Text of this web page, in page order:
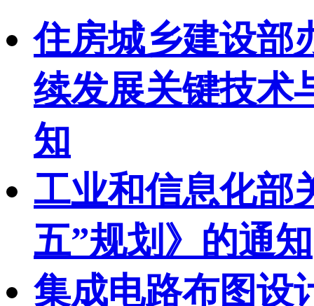
住房城乡建设部
续发展关键技术
知
工业和信息化部
五”规划》的通知
集成电路布图设